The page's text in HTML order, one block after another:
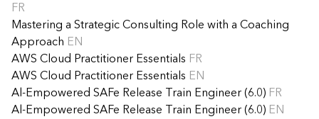
FR
Mastering a Strategic Consulting Role with a Coaching
Approach EN
AWS Cloud Practitioner Essentials FR
AWS Cloud Practitioner Essentials EN
Al-Empowered SAFe Release Train Engineer (6.0) FR
Al-Empowered SAFe Release Train Engineer (6.0) EN